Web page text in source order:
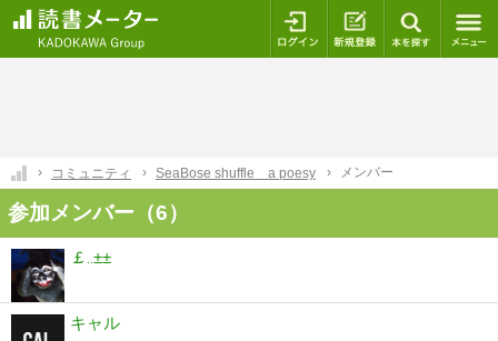
ログイン 新規登録
コミュニティ SeaBose shuffle a poesy メンバー
参加メンバー（6）
￡‥±±
キャル